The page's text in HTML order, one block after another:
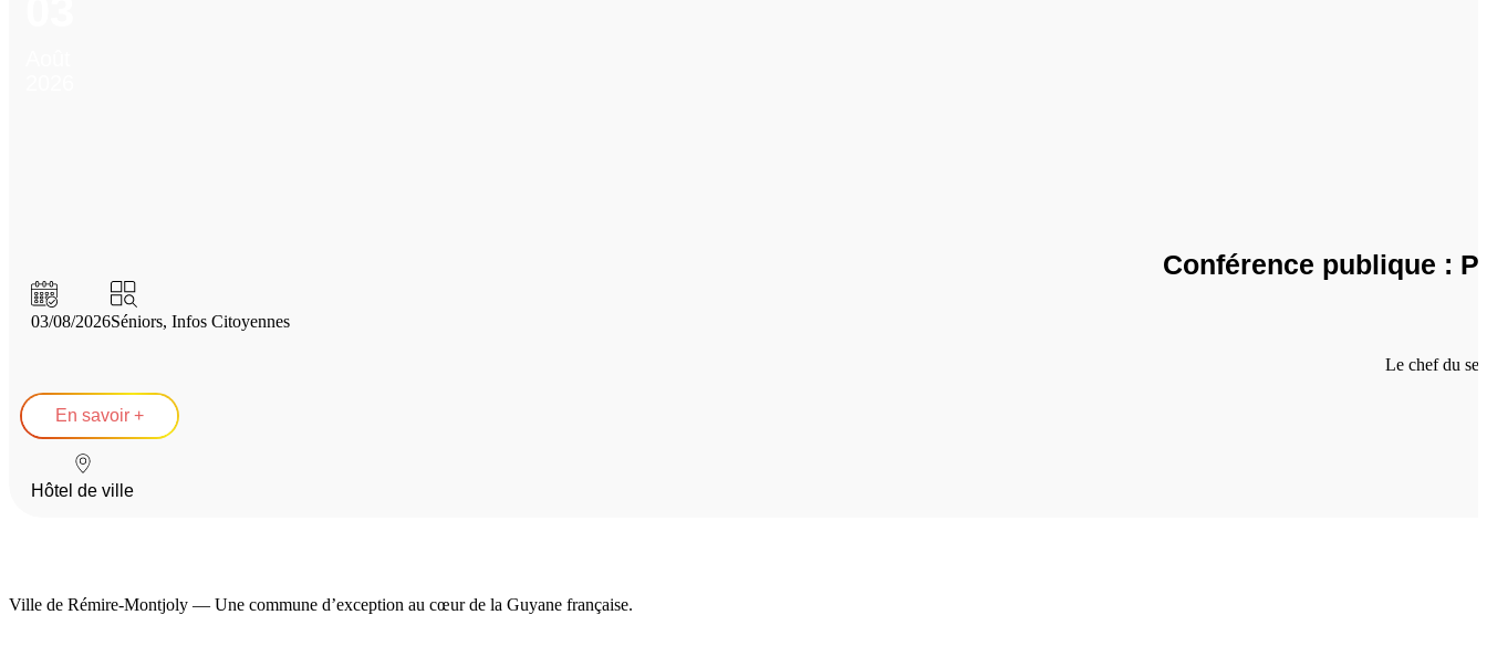
Conférence publique :
03/08/2026Séniors, Infos Citoyennes
Le chef du
En savoir +
Hôtel de ville
Ville de Rémire-Montjoly — Une commune d’exception au cœur de la Guyane française.